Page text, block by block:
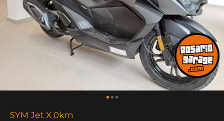
SYM Jet X 0km